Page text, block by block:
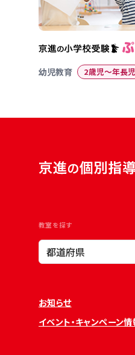
幼児教育 2歳児〜年長児
教室を探す
お知らせ
イベント・キャンペーン